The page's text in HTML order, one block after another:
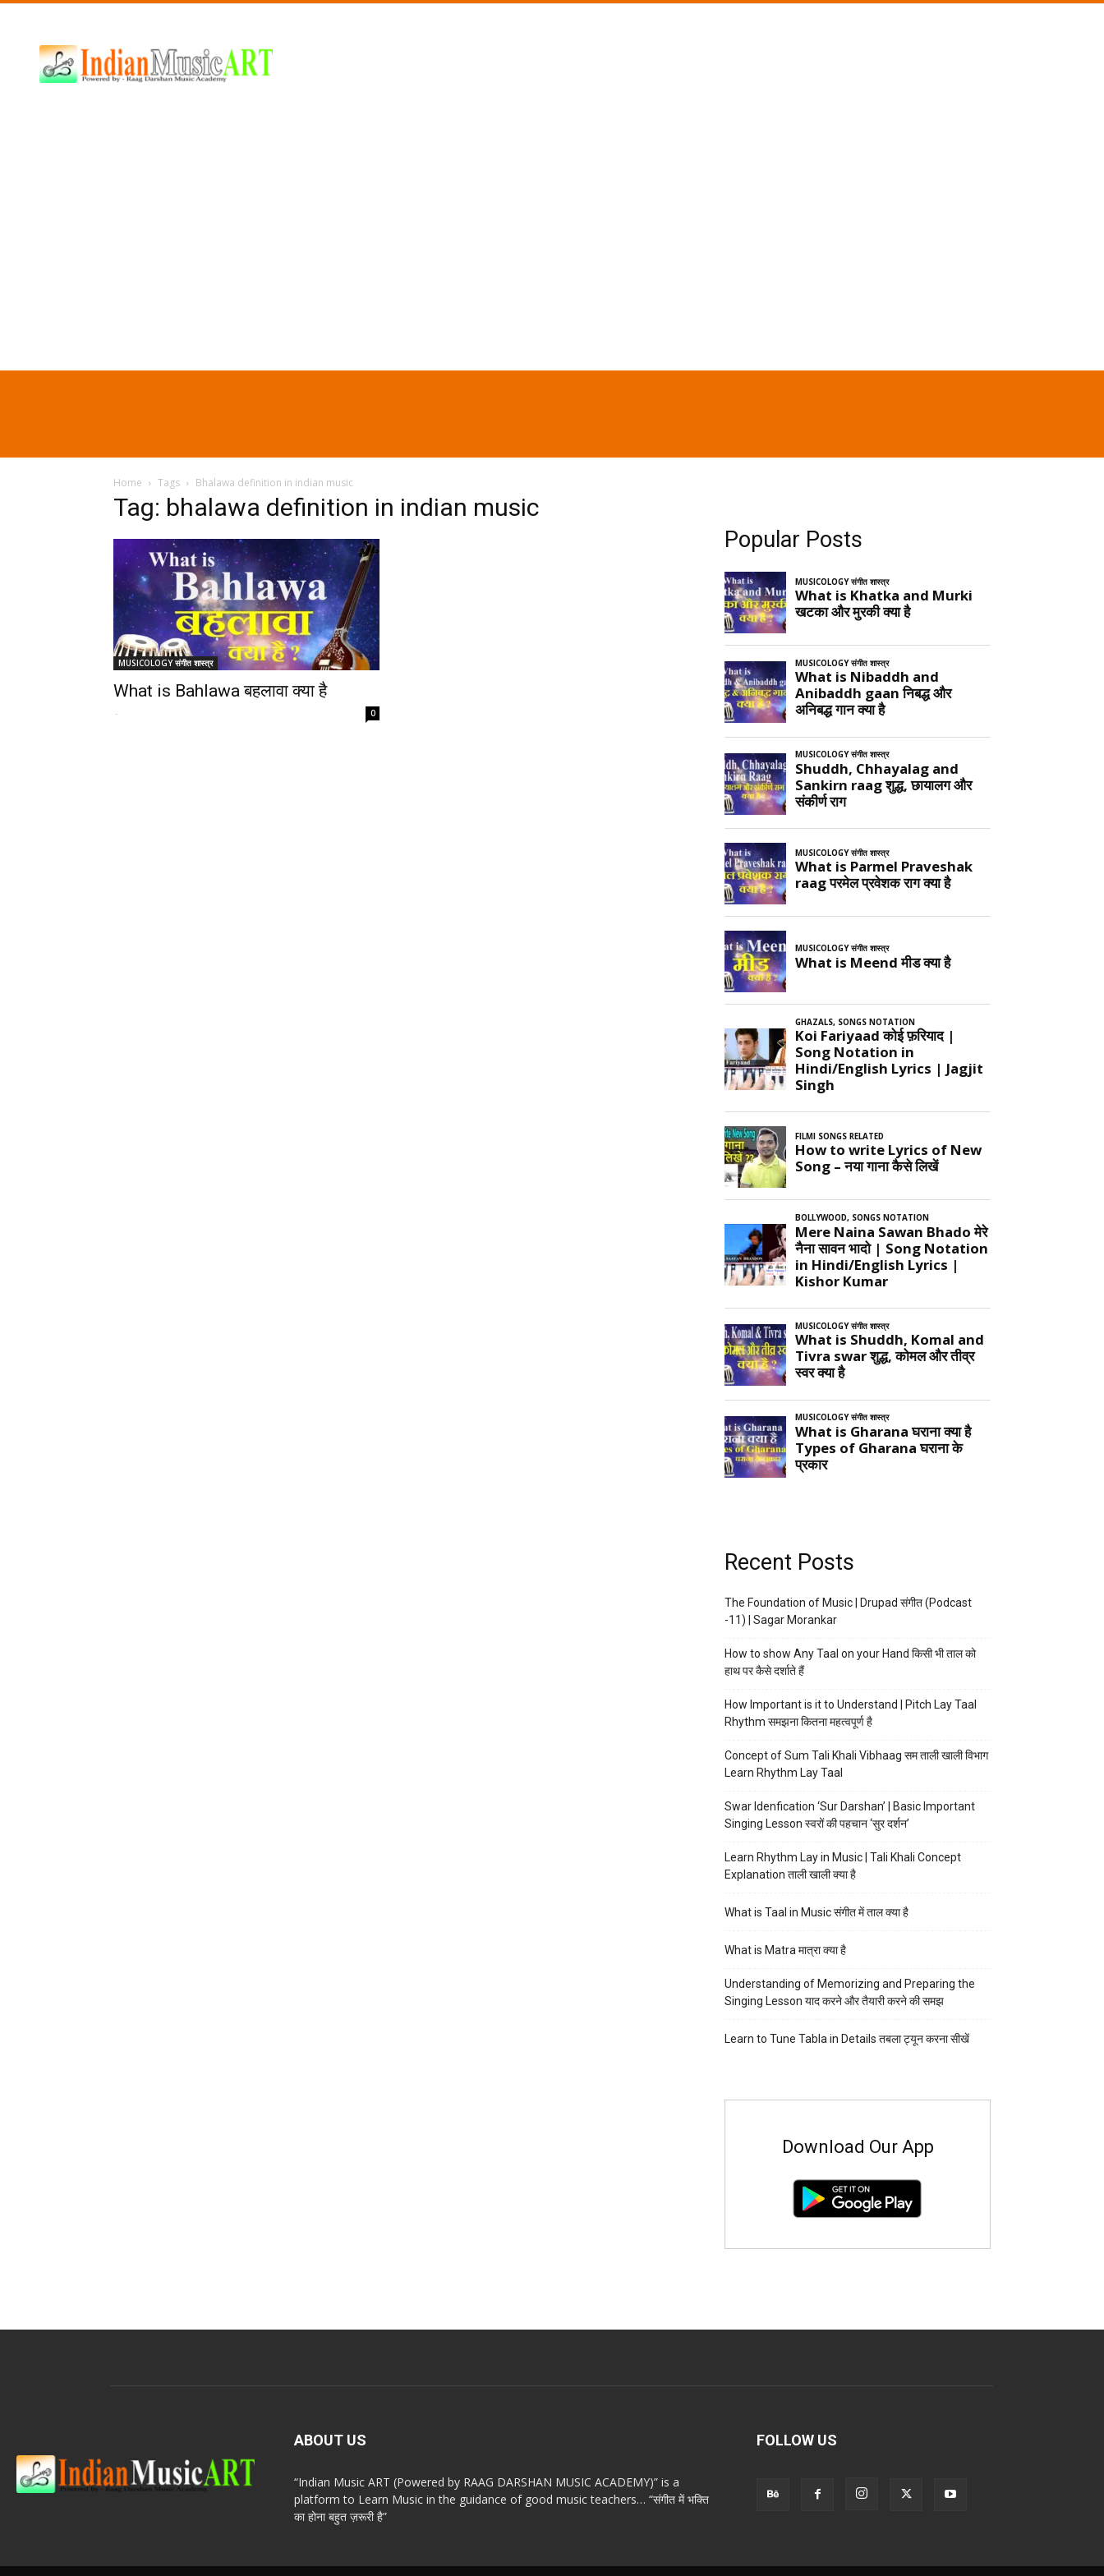
Music
ART
Home Tags Bhalawa definition in indian music
Tag: bhalawa definition in indian music
MUSICOLOGY संगीत शास्त्र
What is Bahlawa बहलावा क्या है
- 0
Popular Posts
Recent Posts
The Foundation of Music | Drupad संगीत (Podcast
-11) | Sagar Morankar
How to show Any Taal on your Hand किसी भी ताल को
हाथ पर कैसे दर्शाते हैं
How Important is it to Understand | Pitch Lay Taal
Rhythm समझना कितना महत्वपूर्ण है
Concept of Sum Tali Khali Vibhaag सम ताली खाली विभाग
Learn Rhythm Lay Taal
Swar Idenfication ‘Sur Darshan’ | Basic Important
Singing Lesson स्वरों की पहचान ‘सुर दर्शन’
Learn Rhythm Lay in Music | Tali Khali Concept
Explanation ताली खाली क्या है
What is Taal in Music संगीत में ताल क्या है
What is Matra मात्रा क्या है
Understanding of Memorizing and Preparing the
Singing Lesson याद करने और तैयारी करने की समझ
Learn to Tune Tabla in Details तबला ट्यून करना सीखें
Download Our App
ABOUT US
“Indian Music ART (Powered by RAAG DARSHAN MUSIC ACADEMY)” is a
platform to Learn Music in the guidance of good music teachers… “संगीत में भक्ति
का होना बहुत ज़रूरी है”
FOLLOW US